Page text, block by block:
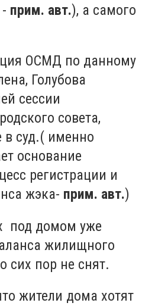
прим. авт.), а самого
ОСМД по данному
Голубова
сессии
совета,
в суд.( именно
основание
регистрации и
жэка- прим. авт.)
под домом уже
жилищного
сих пор не снят.
жители дома хотят